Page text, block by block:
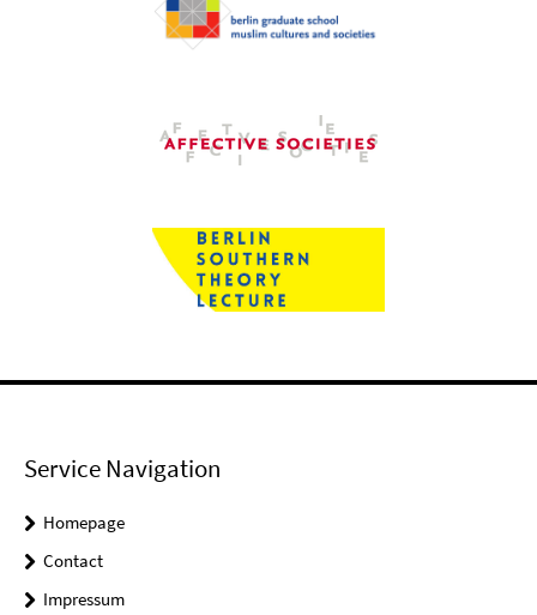
Service Navigation
Homepage
Contact
Impressum